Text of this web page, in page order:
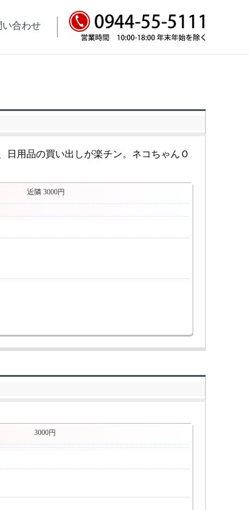
い合わせ
用品の買い出しが楽チン。ネコちゃんＯ
近隣 3000円
3000円